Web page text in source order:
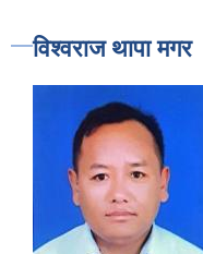
विश्वराज थापा मगर